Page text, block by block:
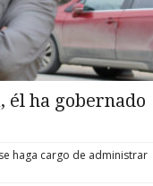
él ha gobernado
haga cargo de administrar